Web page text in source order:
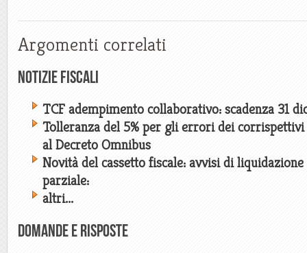
Argomenti correlati
Notizie Fiscali
TCF adempimento collaborativo: scadenza 31
Tolleranza del 5% per gli errori dei
al Decreto Omnibus
Novità del cassetto fiscale: avvisi di
parziale:
altri...
Domande e risposte